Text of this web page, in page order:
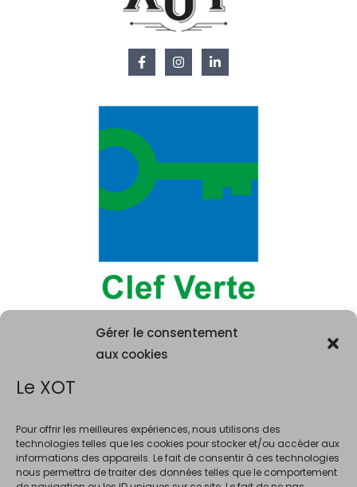
Gérer le consentement
aux cookies
Le XOT
Pour offrir les meilleures expériences, nous utilisons des
technologies telles que les cookies pour stocker et/ou accéder aux
informations des appareils. Le fait de consentir à ces technologies
nous permettra de traiter des données telles que le comportement
La consommation d'alcool est vivement déconseillée aux femme
enceintes. La vente d'alcool est interdite au mineurs de moins de 18 ans.